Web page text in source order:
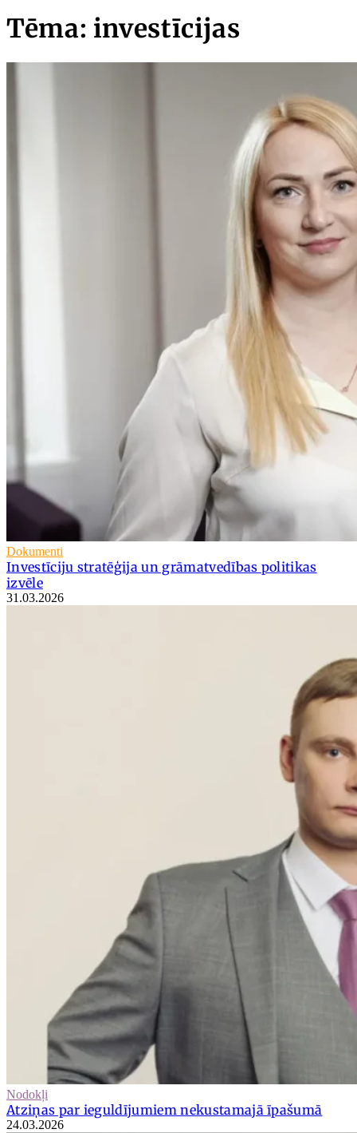
Tēma: investīcijas
Dokumenti
Investīciju stratēģija un grāmatvedības politikas
izvēle
31.03.2026
Nodokļi
Atziņas par ieguldījumiem nekustamajā īpašumā
24.03.2026